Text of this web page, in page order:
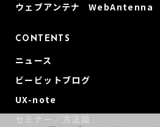
ウェブアンテナ WebAntenna
CONTENTS
ニュース
ビービットブログ
UX-note
セミナー／方法論